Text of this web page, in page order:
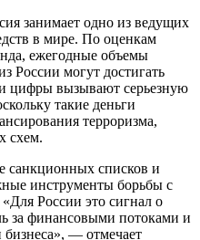
занимает одно из ведущих
в мире. По оценкам
ежегодные объемы
России могут достигать
цифры вызывают серьезную
такие деньги
терроризма,
схем.
санкционных списков и
инструменты борьбы с
России это сигнал о
за финансовыми потоками и
бизнеса», — отмечает